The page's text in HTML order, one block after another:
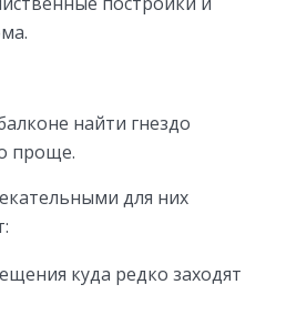
найти гнездо
проще.
для них
куда редко заходят